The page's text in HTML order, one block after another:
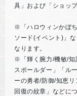
具」および「ショッ
※「ハロウィンかぼ
ソード(イベント)」
なります。
※「輝く腕力/機敏/知
スポールダー」「ル
ーの勇者/防御/知恵
回復の紋章」などに